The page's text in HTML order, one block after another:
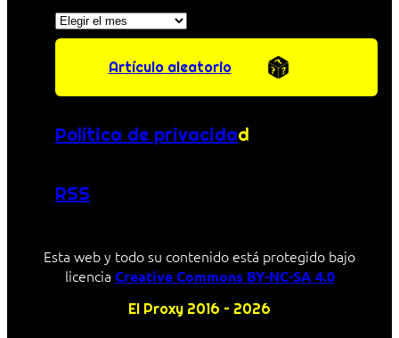
Archivos
Artículo aleatorio
Política de privacidad
RSS
Esta web y todo su contenido está protegido bajo
licencia Creative Commons BY-NC-SA 4.0
El Proxy 2016 – 2026